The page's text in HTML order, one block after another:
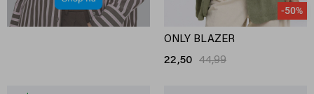
-50%
ONLY BLAZER
22,50 44,99